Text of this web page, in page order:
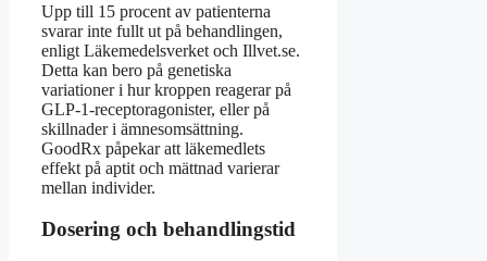
Upp till 15 procent av patienterna
svarar inte fullt ut på behandlingen,
enligt Läkemedelsverket och Illvet.se.
Detta kan bero på genetiska
variationer i hur kroppen reagerar på
GLP-1-receptoragonister, eller på
skillnader i ämnesomsättning.
GoodRx påpekar att läkemedlets
effekt på aptit och mättnad varierar
mellan individer.
Dosering och behandlingstid